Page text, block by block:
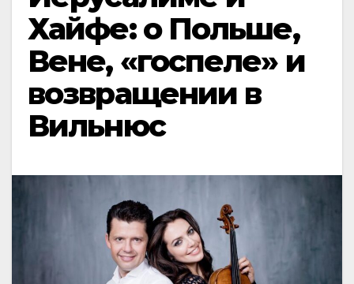
Хайфе: о Польше,
Вене, «госпеле» и
возвращении в
Вильнюс